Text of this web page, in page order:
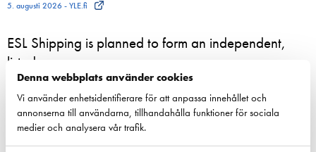
Denna webbplats använder cookies
Vi använder enhetsidentifierare för att anpassa innehållet och
annonserna till användarna, tillhandahålla funktioner för sociala
medier och analysera vår trafik.
5. augusti 2026 - YLE.fi
ESL Shipping is planned to form an independent,
listed company
3. augusti 2026 - ESL Shipping Ltd
Finnlines-konsernin liikevaihto ja tulos kohenivat